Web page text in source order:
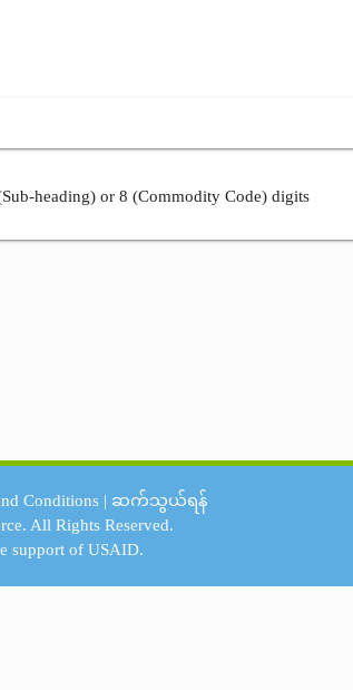
heading) or 8 (Commodity Code) digits
Conditions| ဆက်သွယ်ရန်
All Rights Reserved.
support ofUSAID.